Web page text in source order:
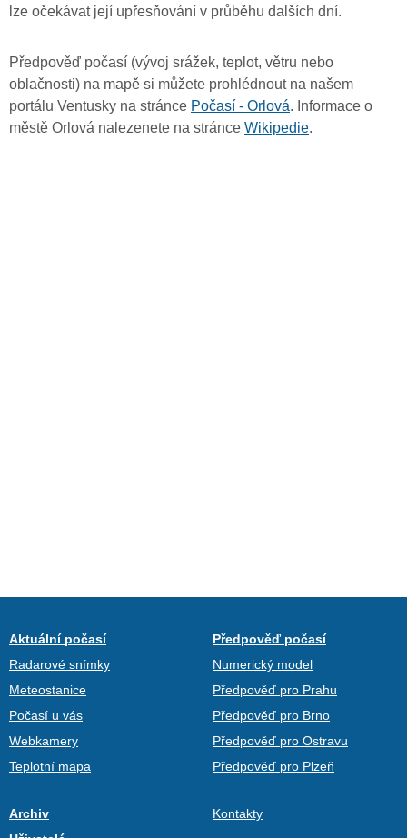
lze očekávat její upřesňování v průběhu dalších dní.
Předpověď počasí (vývoj srážek, teplot, větru nebo
oblačnosti) na mapě si můžete prohlédnout na našem
portálu Ventusky na stránce Počasí - Orlová. Informace o
městě Orlová nalezenete na stránce Wikipedie.
Aktuální počasí
Radarové snímky
Meteostanice
Počasí u vás
Webkamery
Teplotní mapa
Předpověď počasí
Numerický model
Předpověď pro Prahu
Předpověď pro Brno
Předpověď pro Ostravu
Předpověď pro Plzeň
Archiv
Kontakty